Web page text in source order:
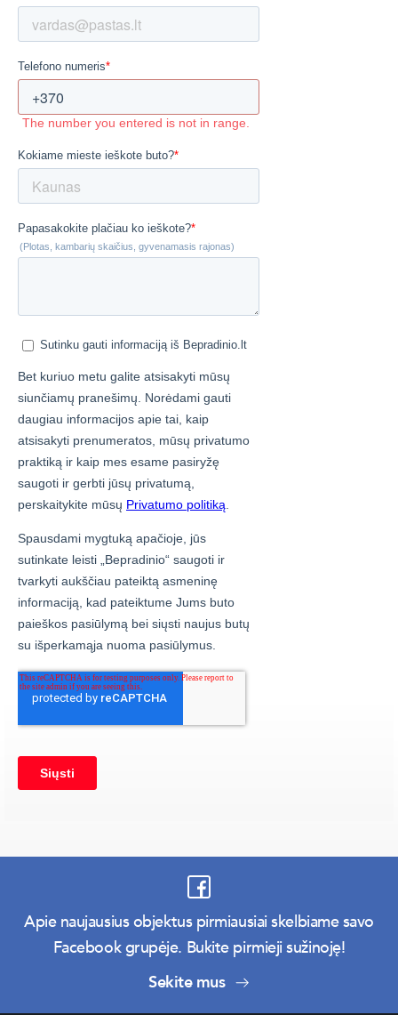
Apie naujausius objektus pirmiausiai skelbiame savo
Facebook grupėje. Bukite pirmieji sužinoję!
Sekite mus